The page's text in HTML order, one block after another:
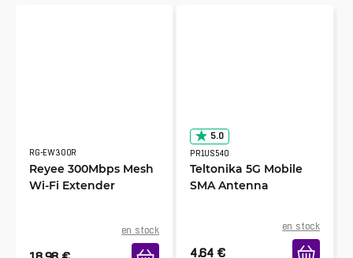
RG-EW300R
Reyee 300Mbps Mesh
Wi-Fi Extender
en stock
5.0
PR1US540
Teltonika 5G Mobile
SMA Antenna
en stock
4.64 €